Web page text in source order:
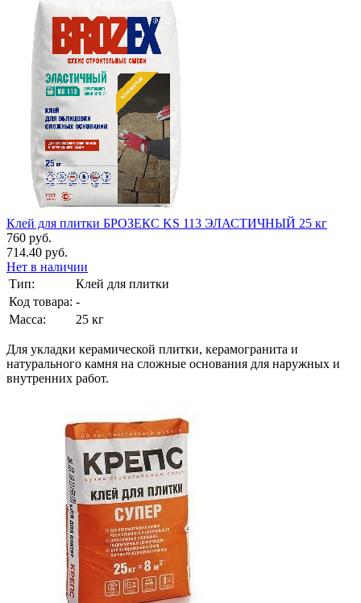
Клей для плитки БРОЗЕКС KS 113 ЭЛАСТИЧНЫЙ 25 кг
760 руб.
714.40 руб.
Нет в наличии
Тип:
Клей для плитки
Код товара: -
Масса:
25 кг
Для укладки керамической плитки, керамогранита и
натурального камня на сложные основания для наружных и
внутренних работ.